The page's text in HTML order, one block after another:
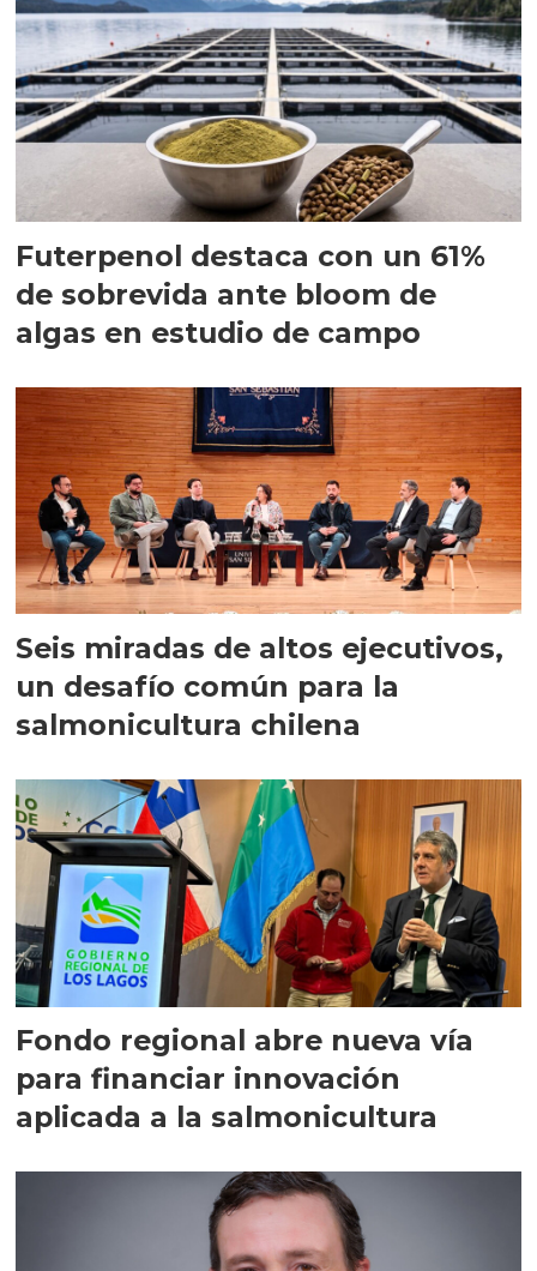
Futerpenol destaca con un 61%
de sobrevida ante bloom de
algas en estudio de campo
Seis miradas de altos ejecutivos,
un desafío común para la
salmonicultura chilena
Fondo regional abre nueva vía
para financiar innovación
aplicada a la salmonicultura